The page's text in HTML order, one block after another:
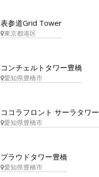
表参道Grid Tower
東京都港区
コンチェルトタワー豊橋
愛知県豊橋市
ココラフロント サーラタワー
愛知県豊橋市
プラウドタワー豊橋
愛知県豊橋市